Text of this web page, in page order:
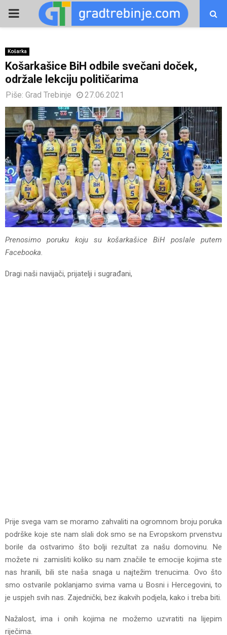
PRIMARY
Košarka
Košarkašice BiH odbile svečani doček,
održale lekciju političarima
Piše: Grad Trebinje 27.06.2021
Prenosimo poruku koju su košarkašice BiH poslale putem
Facebooka.
Dragi naši navijači, prijatelji i sugrađani,
Prije svega vam se moramo zahvaliti na ogromnom broju poruka
podrške koje ste nam slali dok smo se na Evropskom prvenstvu
borile da ostvarimo što bolji rezultat za našu domovinu. Ne
možete ni zamisliti koliko su nam značile te emocije kojima ste
nas hranili, bili ste naša snaga u najtežim trenucima. Ovo što
smo ostvarile poklanjamo svima vama u Bosni i Hercegovini, to
je uspjeh svih nas. Zajednički, bez ikakvih podjela, kako i treba biti.
Nažalost, ima i onih kojima ne možemo uzvratiti na lijepim
riječima.